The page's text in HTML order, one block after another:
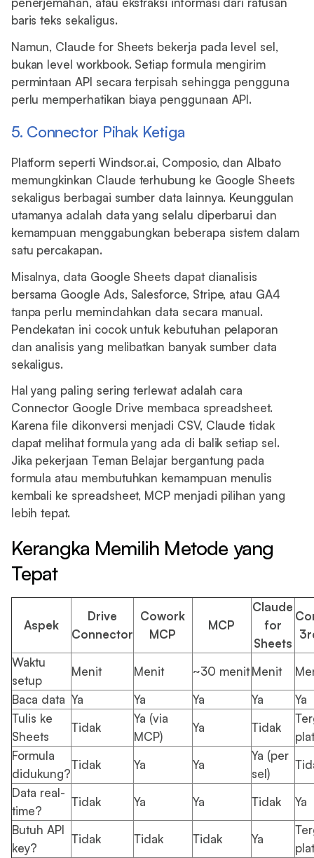
baris teks sekaligus.
Namun, Claude for Sheets bekerja pada level sel,
bukan level workbook. Setiap formula mengirim
permintaan API secara terpisah sehingga pengguna
perlu memperhatikan biaya penggunaan API.
5. Connector Pihak Ketiga
Platform seperti Windsor.ai, Composio, dan Albato
memungkinkan Claude terhubung ke Google Sheets
sekaligus berbagai sumber data lainnya. Keunggulan
utamanya adalah data yang selalu diperbarui dan
kemampuan menggabungkan beberapa sistem dalam
satu percakapan.
Misalnya, data Google Sheets dapat dianalisis
bersama Google Ads, Salesforce, Stripe, atau GA4
tanpa perlu memindahkan data secara manual.
Pendekatan ini cocok untuk kebutuhan pelaporan
dan analisis yang melibatkan banyak sumber data
sekaligus.
Hal yang paling sering terlewat adalah cara
Connector Google Drive membaca spreadsheet.
Karena file dikonversi menjadi CSV, Claude tidak
dapat melihat formula yang ada di balik setiap sel.
Jika pekerjaan Teman Belajar bergantung pada
formula atau membutuhkan kemampuan menulis
kembali ke spreadsheet, MCP menjadi pilihan yang
lebih tepat.
Kerangka Memilih Metode yang
Tepat
Aspek
Drive
Connector
Cowork
MCP
MCP
Claude
for
Sheets
Waktu
setup
Menit Menit ~30 menit Menit
Baca data Ya Ya Ya Ya
Ya
Tulis ke
Sheets
Tidak
Ya (via
MCP)
Ya Tidak
Formula
didukung?
Tidak Ya Ya
Ya (per
sel)
Data real-
time?
Tidak Ya Ya Tidak
Ya
Butuh API
key?
Tidak Tidak Tidak Ya